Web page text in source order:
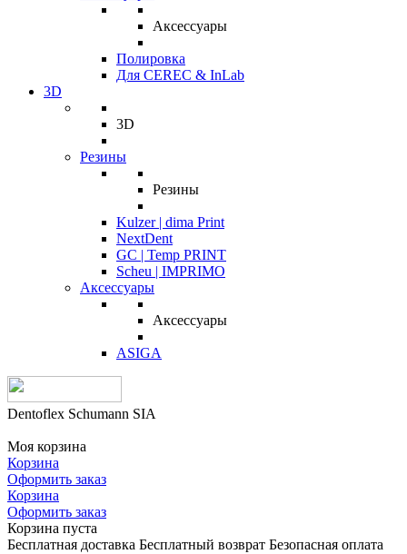
Аксессуары
Полировка
Для CEREC & InLab
3D
3D
Резины
Резины
Kulzer | dima Print
NextDent
GC | Temp PRINT
Scheu | IMPRIMO
Аксессуары
Аксессуары
ASIGA
Dentoflex Schumann SIA
Моя корзина
Корзина
Оформить заказ
Корзина
Оформить заказ
Корзина пуста
Бесплатная доставка Бесплатный возврат Безопасная оплата